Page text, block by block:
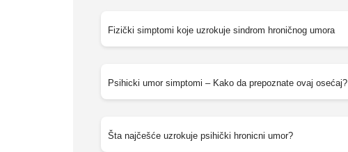
Fizički simptomi koje uzrokuje sindrom hroničnog umora
Psihicki umor simptomi – Kako da prepoznate ovaj osećaj?
Šta najčešće uzrokuje psihički hronicni umor?